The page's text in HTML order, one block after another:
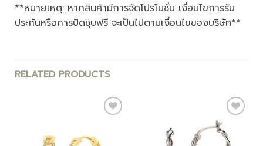
**หมายเหตุ: หากสินค้ามีการจัดโปรโมชั่น เงื่อนไขการรับ
ประกันหรือการปัดชุบฟรี จะเป็นไปตามเงื่อนไขของบริษัท**
RELATED PRODUCTS